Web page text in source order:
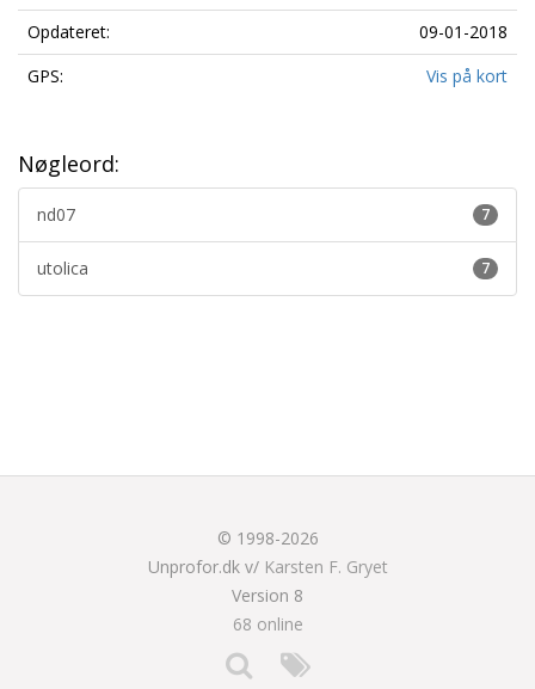
Opdateret:
09-01-2018
GPS:
Vis på kort
Nøgleord:
7
nd07
7
utolica
© 1998-2026
Unprofor.dk v/ Karsten F. Gryet
Version 8
68 online